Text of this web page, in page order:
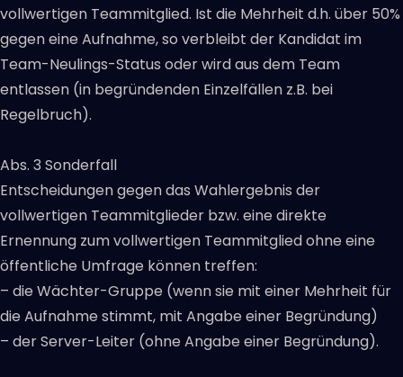
vollwertigen Teammitglied. Ist die Mehrheit d.h. über 50%
gegen eine Aufnahme, so verbleibt der Kandidat im
Team-Neulings-Status oder wird aus dem Team
entlassen (in begründenden Einzelfällen z.B. bei
Regelbruch).
Abs. 3 Sonderfall
Entscheidungen gegen das Wahlergebnis der
vollwertigen Teammitglieder bzw. eine direkte
Ernennung zum vollwertigen Teammitglied ohne eine
öffentliche Umfrage können treffen:
– die Wächter-Gruppe (wenn sie mit einer Mehrheit für
die Aufnahme stimmt, mit Angabe einer Begründung)
– der Server-Leiter (ohne Angabe einer Begründung).